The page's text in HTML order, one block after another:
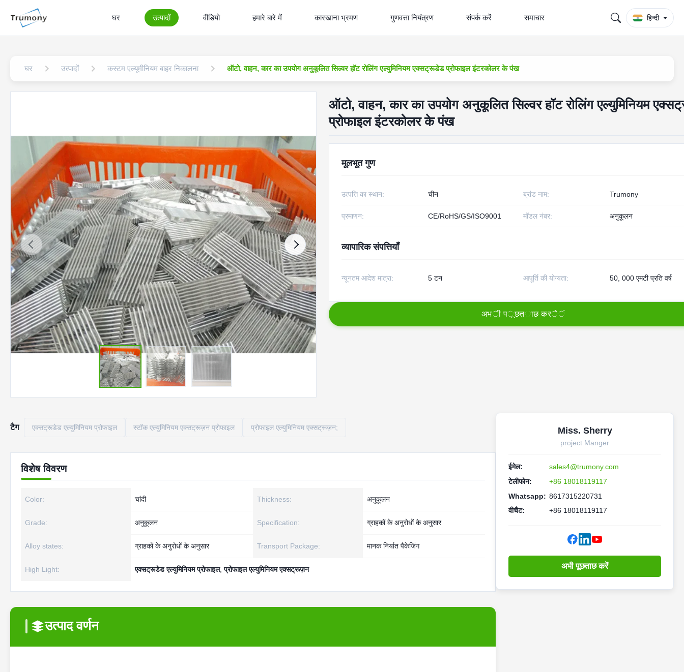
घर उत्पादों वीडियो हमारे बारे में कारखाना भ्रमण गुणवत्ता नियंत्रण संपर्क करें समाचार हिन्दी
घर उत्पादों कस्टम एल्यूमीनियम बाहर निकालना ऑटो, वाहन, कार का उपयोग अनुकूलित सिल्वर हॉट रोलिंग एल्युमिनियम एक्सट्रूडेड प्रोफाइल इंटरकोलर के पंख
ऑटो, वाहन, कार का उपयोग अनुकूलित सिल्वर हॉट रोलिंग एल्युमिनियम
प्रोफाइल इंटरकोलर के पंख
मूलभूत गुण
उत्पत्ति का स्थान: चीन ब्रांड नाम: Trumony
प्रमाणन: CE/RoHS/GS/ISO9001 मॉडल नंबर: अनुकूलन
व्यापारिक संपत्तियाँ
न्यूनतम आदेश मात्रा: 5 टन आपूर्ति की योग्यता: 50, 000 एमटी प्रति वर्ष
अभी पूछताछ करें
टैग एक्सट्रूडेड एल्युमिनियम प्रोफाइल स्टॉक एल्युमिनियम एक्सट्रूज़न प्रोफाइल प्रोफाइल एल्युमिनियम एक्सट्रूज़न;
विशेष विवरण
Color: चांदी Thickness: अनुकूलन
Grade: अनुकूलन Specification: ग्राहकों के अनुरोधों के अनुसार
Alloy states: ग्राहकों के अनुरोधों के अनुसार Transport Package: मानक निर्यात पैकेजिंग
High Light: एक्सट्रूडेड एल्युमिनियम प्रोफाइल,प्रोफाइल एल्युमिनियम एक्सट्रूज़न
उत्पाद वर्णन
Miss. Sherry
project Manger
ईमेल:
sales4@trumony.com
टेलीफोन:
+86 18018119117
Whatsapp: 8617315220731
वीचैट:
+86 18018119117
अभी पूछताछ करें